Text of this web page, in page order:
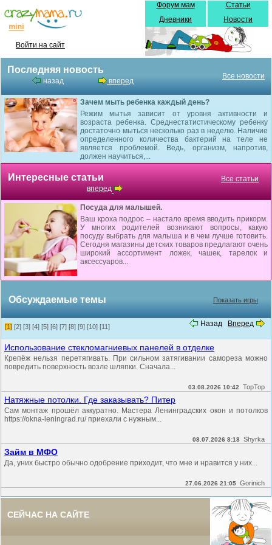
Войти на сайт
Форум мам
Дневники
Статьи
Новости
Последняя новость
назад вперед
Все новости
Зачем мыть ребенка каждый день?
Режим мытья зависит от уровня активности и
возраста ребенка. Среднестатистическому ребенку
достаточно мыться несколько раз в неделю. Наличие
определенного количества бактерий на теле не
является проблемой. Ведь, организм, напротив,
должен научиться,...
Интересные статьи
вперед
Все статьи
Посуда для малышей.
Ваш кроха подрос – настало время вводить прикорм.
У многих родителей возникают вопросы, какую
посуду выбрать для малыша и в чем лучше готовить.
Сегодня магазины детских товаров предлагают очень
широкий ассортимент ложек, чашек, тарелок и
аксессуаров...
Обсуждаемые темы Показать игры
Назад Вперед
[1] [2] [3] [4] [5] [6] [7] [8] [9] [10] [11]
Использование стекломагниевых панелей в отделке
Крепёж нельзя перетягивать. При сильном затягивании самореза можно
повредить поверхность возле шляпки. Сначала...
03.08.2026 10:42 TopTop
Натяжные потолки. Где заказывать? Питер
Сам монтаж прошёл аккуратно. Мастера Ленинградских окон и потолков
https://okna-leningrad.ru/ приехали с нужным...
08.07.2026 8:18 Shyrka
Займ в МФО
Да, уних быстро обычно одобрение приходит, что мне и нравится у них...
27.06.2026 21:05 Gorinich
СЕЙЧАС НА САЙТЕ